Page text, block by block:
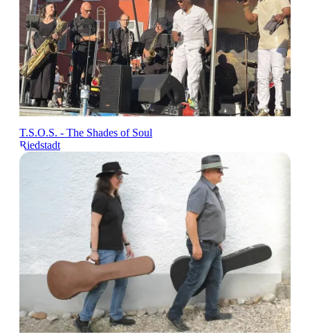
T.S.O.S. - The Shades of Soul
Riedstadt